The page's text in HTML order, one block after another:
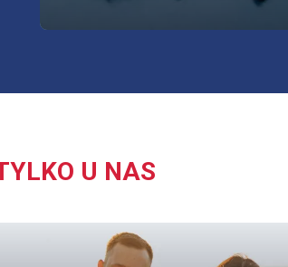
NOWEJ
KARCIE
U NAS